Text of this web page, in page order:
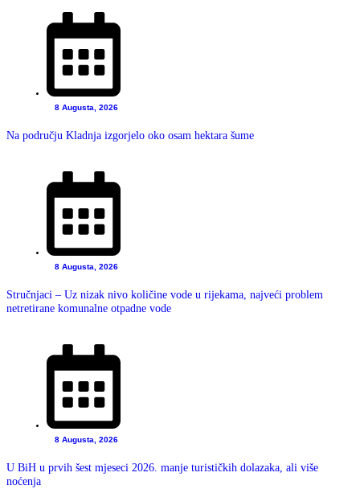
8 Augusta, 2026
Na području Kladnja izgorjelo oko osam hektara šume
8 Augusta, 2026
Stručnjaci – Uz nizak nivo količine vode u rijekama, najveći problem
netretirane komunalne otpadne vode
8 Augusta, 2026
U BiH u prvih šest mjeseci 2026. manje turističkih dolazaka, ali više
noćenja